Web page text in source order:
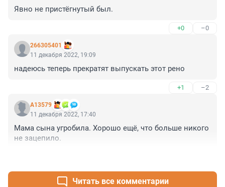
Явно не пристёгнутый был.
+0 –0
266305401
11 декабря 2022, 19:09
надеюсь теперь прекратят выпускать этот рено
+1 –2
А13579
11 декабря 2022, 17:40
Мама сына угробила. Хорошо ещё, что больше никого
не зацепило.
Читать все комментарии